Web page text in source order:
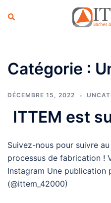
au
Catégorie :
DÉCEMBRE 15, 2022
ITTEM est
Suivez-nous pour suivre
processus de fabrication !
Instagram Une publication
(@ittem_42000)